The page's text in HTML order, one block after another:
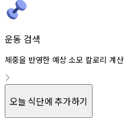
운동 검색
체중을 반영한 예상 소모 칼로리 계산
오늘 식단에 추가하기